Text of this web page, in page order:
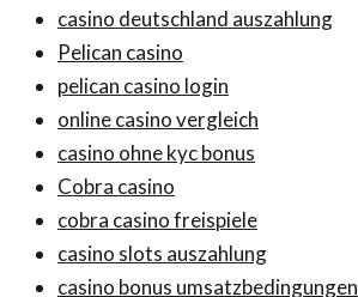
casino deutschland auszahlung
Pelican casino
pelican casino login
online casino vergleich
casino ohne kyc bonus
Cobra casino
cobra casino freispiele
casino slots auszahlung
casino bonus umsatzbedingungen